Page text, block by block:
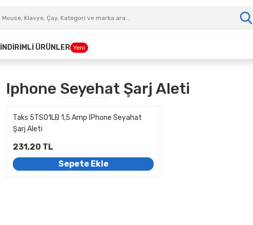
İNDİRİMLİ ÜRÜNLER Yeni
Iphone Seyehat Şarj Aleti
Taks 5TS01LB 1,5 Amp İPhone Seyahat
Şarj Aleti
231,20 TL
Sepete Ekle